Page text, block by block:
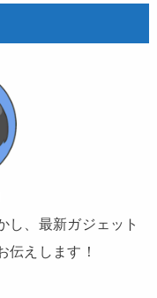
し、最新ガジェット
伝えします！